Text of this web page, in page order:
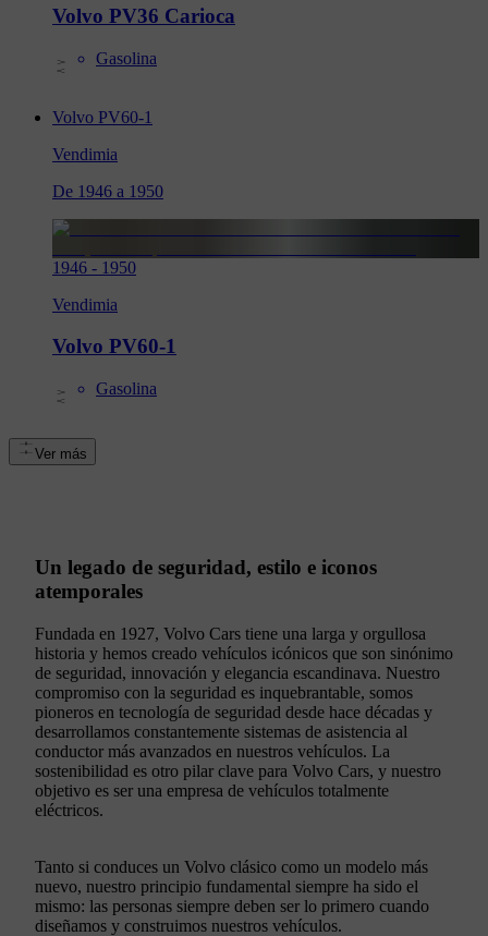
Volvo PV36 Carioca
Gasolina
Volvo PV60-1
Vendimia
De 1946 a 1950
1946 - 1950
Vendimia
Volvo PV60-1
Gasolina
Ver más
Un legado de seguridad, estilo e iconos
atemporales
Fundada en 1927, Volvo Cars tiene una larga y orgullosa
historia y hemos creado vehículos icónicos que son sinónimo
de seguridad, innovación y elegancia escandinava. Nuestro
compromiso con la seguridad es inquebrantable, somos
pioneros en tecnología de seguridad desde hace décadas y
desarrollamos constantemente sistemas de asistencia al
conductor más avanzados en nuestros vehículos. La
sostenibilidad es otro pilar clave para Volvo Cars, y nuestro
objetivo es ser una empresa de vehículos totalmente
eléctricos.
Tanto si conduces un Volvo clásico como un modelo más
nuevo, nuestro principio fundamental siempre ha sido el
mismo: las personas siempre deben ser lo primero cuando
diseñamos y construimos nuestros vehículos.